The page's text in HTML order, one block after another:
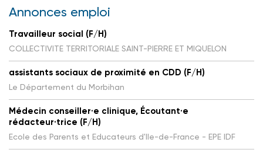
Annonces emploi
Travailleur social (F/H)
COLLECTIVITE TERRITORIALE SAINT-PIERRE ET MIQUELON
assistants sociaux de proximité en CDD (F/H)
Le Département du Morbihan
Médecin conseiller·e clinique, Écoutant·e
rédacteur·trice (F/H)
Ecole des Parents et Educateurs d'Ile-de-France - EPE IDF